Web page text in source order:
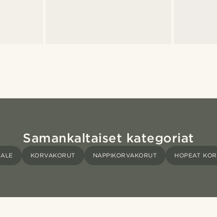
Samankaltaiset kategoriat
KORVAKORUT NAPPIKORVAKORUT HOPEAT